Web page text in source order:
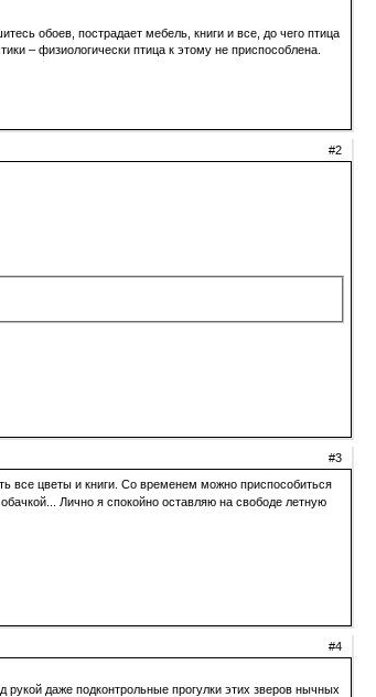
обоев, пострадает мебель, книги и все, до чего птица
– физиологически птица к этому не приспособлена.
#2
#3
все цветы и книги. Со временем можно приспособиться
Лично я спокойно оставляю на свободе летную
#4
даже подконтрольные прогулки этих зверов нычных